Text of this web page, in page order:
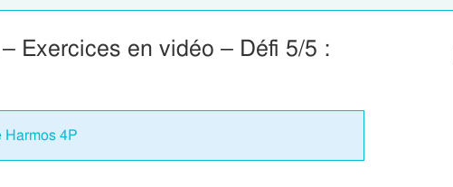
Exercices en vidéo – Défi 5/5 :
Harmos 4P